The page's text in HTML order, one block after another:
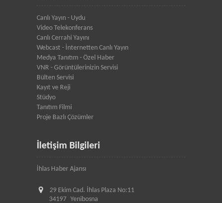
Canlı Yayın - Uydu
Video Telekonferans
Canlı Cerrahi Yayını
Webcast - İnternetten Canlı Yayın
Medya Tanıtım - Özel Haber
VNR - Görüntülerinizin Servisi
Bülten Servisi
Kayıt ve Reji
Stüdyo
Tanıtım Filmi
Proje Bazlı Çözümler
İletişim Bilgileri
İhlas Haber Ajansı
29 Ekim Cad. İhlas Plaza No:11
34197 Yenibosna